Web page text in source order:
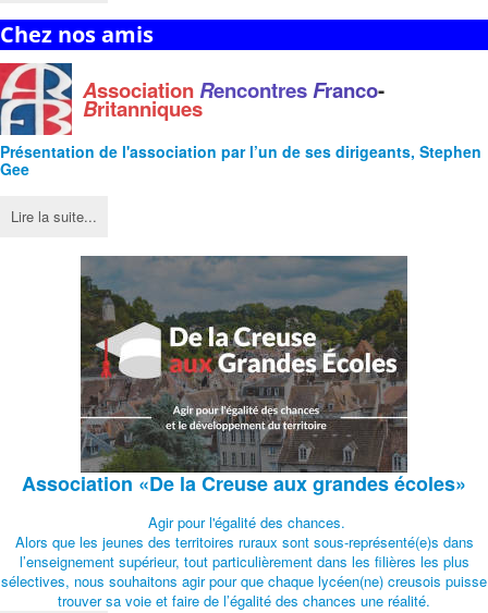
Chez nos amis
AssociationRencontresFranco-
Britanniques
Présentation de l'association par l’un de ses dirigeants, Stephen
Gee
Lire la suite...
Association «De la Creuse aux grandes écoles»
Agir pour l'égalité des chances.
Alors que les jeunes des territoires ruraux sont sous-représenté(e)s dans
l’enseignement supérieur, tout particulièrement dans les filières les plus
sélectives, nous souhaitons agir pour que chaque lycéen(ne) creusois puisse
trouver sa voie et faire de l’égalité des chances une réalité.